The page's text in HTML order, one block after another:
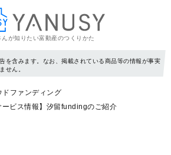
んが知りたい富動産のつくりかた
を含みます。なお、掲載されている商品等の情報が事実
せん。
ドファンディング
ービス情報】汐留fundingのご紹介